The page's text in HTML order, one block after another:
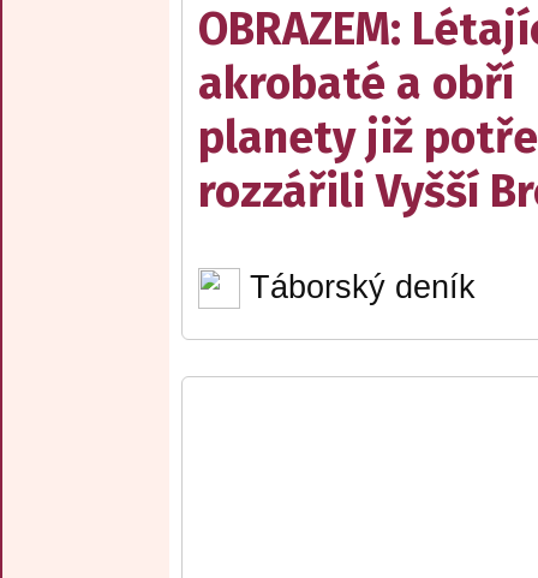
OBRAZEM:
akrobaté a obří
planety již
rozzářili Vyšší
Táborský deník